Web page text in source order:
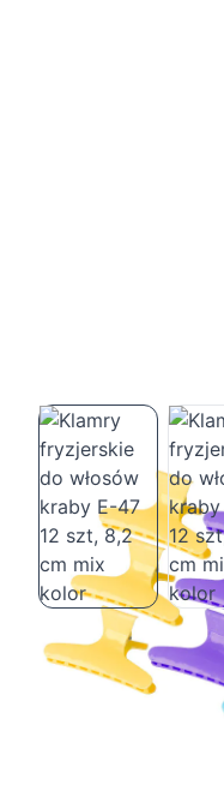
Klamry
12 szt, 8,2 cm